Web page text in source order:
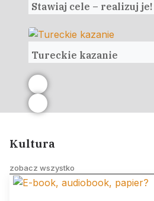
Stawiaj cele – realizuj je!
Tureckie kazanie
Kultura
zobacz wszystko